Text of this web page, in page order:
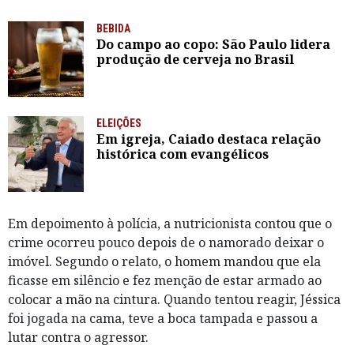
BEBIDA
Do campo ao copo: São Paulo lidera
produção de cerveja no Brasil
ELEIÇÕES
Em igreja, Caiado destaca relação
histórica com evangélicos
Em depoimento à polícia, a nutricionista contou que o
crime ocorreu pouco depois de o namorado deixar o
imóvel. Segundo o relato, o homem mandou que ela
ficasse em silêncio e fez menção de estar armado ao
colocar a mão na cintura. Quando tentou reagir, Jéssica
foi jogada na cama, teve a boca tampada e passou a
lutar contra o agressor.